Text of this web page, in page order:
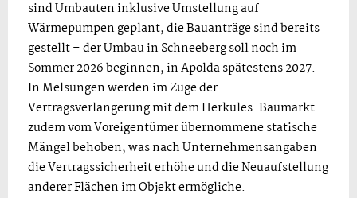
sind Umbauten inklusive Umstellung auf
Wärmepumpen geplant, die Bauanträge sind bereits
gestellt – der Umbau in Schneeberg soll noch im
Sommer 2026 beginnen, in Apolda spätestens 2027.
In Melsungen werden im Zuge der
Vertragsverlängerung mit dem Herkules-Baumarkt
zudem vom Voreigentümer übernommene statische
Mängel behoben, was nach Unternehmensangaben
die Vertragssicherheit erhöhe und die Neuaufstellung
anderer Flächen im Objekt ermögliche.